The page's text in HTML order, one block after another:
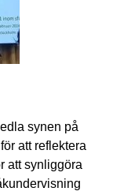
synen på
att reflektera
att synliggöra